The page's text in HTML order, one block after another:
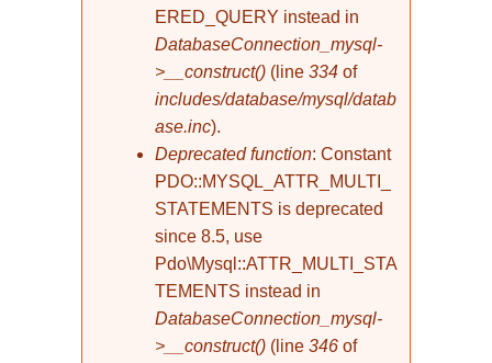
ERED_QUERY instead in
DatabaseConnection_mysql-
>__construct() (line 334 of
includes/database/mysql/datab
ase.inc).
Deprecated function: Constant
PDO::MYSQL_ATTR_MULTI_
STATEMENTS is deprecated
since 8.5, use
Pdo\Mysql::ATTR_MULTI_STA
TEMENTS instead in
DatabaseConnection_mysql-
>__construct() (line 346 of